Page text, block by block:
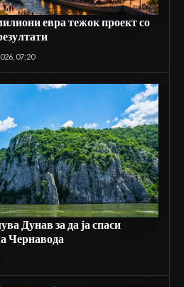
евра тежок проект со
07:20
Дунав за да ја спаси
Чернавода